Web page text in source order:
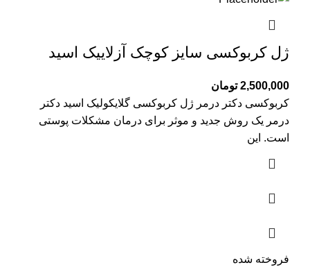
ژل کربوکسی سایز کوچک آزلاییک اسید
2,500,000 تومان
کربوکسی دکتر درمر ژل کربوکسی گلایکولیک اسید دکتر
درمر یک روش جدید و موثر برای درمان مشکلات پوستی
است. این
فروخته شده